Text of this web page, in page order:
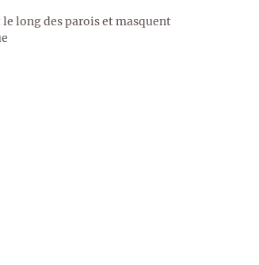
long des parois et masquent